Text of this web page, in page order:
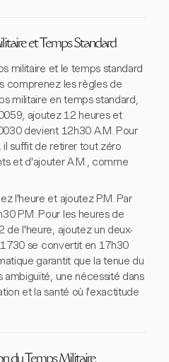
et Temps Standard
militaire et le temps standard
comprenez les règles de
militaire en temps standard,
ajoutez 12 heures et
devient 12h30 A.M. Pour
suffit de retirer tout zéro
et d'ajouter A.M., comme
l'heure et ajoutez P.M. Par
P.M. Pour les heures de
de l'heure, ajoutez un deux-
1730 se convertit en 17h30
garantit que la tenue du
une nécessité dans
et la santé où l'exactitude